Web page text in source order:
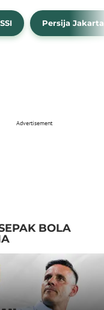
Persija Jakarta
Advertisement
BOLA